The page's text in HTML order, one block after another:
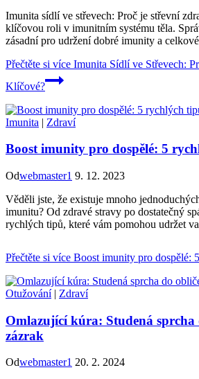
Imunita sídlí ve střevech: Proč je střevní
klíčovou roli v imunitním systému těla.
zásadní pro udržení dobré imunity a
Přečtěte si více Imunita Sídlí ve Střevech:
Klíčové?
Imunita | Zdraví
Boost imunity pro dospělé: 5
Odwebmaster1 9. 12. 2023
Věděli jste, že existuje mnoho
imunitu? Od zdravé stravy po dostatečný
rychlých tipů, které vám pomohou udržet
Přečtěte si více Boost imunity pro dospělé:
Otužování| Zdraví
Omlazující kúra: Studená sprcha
zázrak
Odwebmaster1 20. 2. 2024